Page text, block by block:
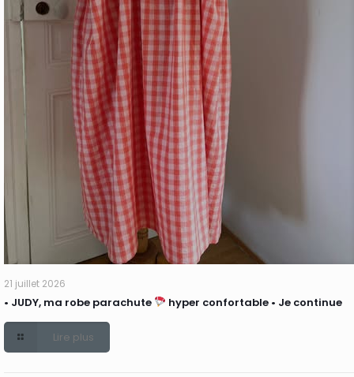
21 juillet 2026
• JUDY, ma robe parachute hyper confortable • Je continue
Lire plus